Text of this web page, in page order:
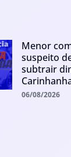
Menor
suspeito
subtrair
06/08/2026